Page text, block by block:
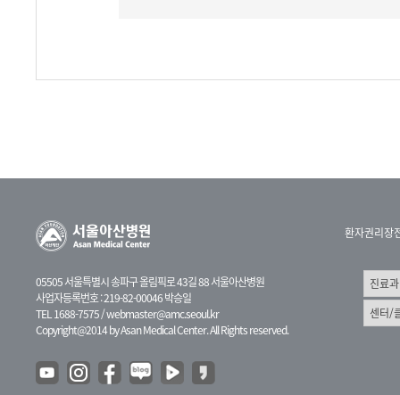
05505 서울특별시 송파구 올림픽로 43길 88 서울아산병원
사업자등록번호 : 219-82-00046 박승일
TEL 1688-7575 /webmaster@amc.seoul.kr
Copyright@2014 by Asan Medical Center. All Rights reserved.
환자권리장